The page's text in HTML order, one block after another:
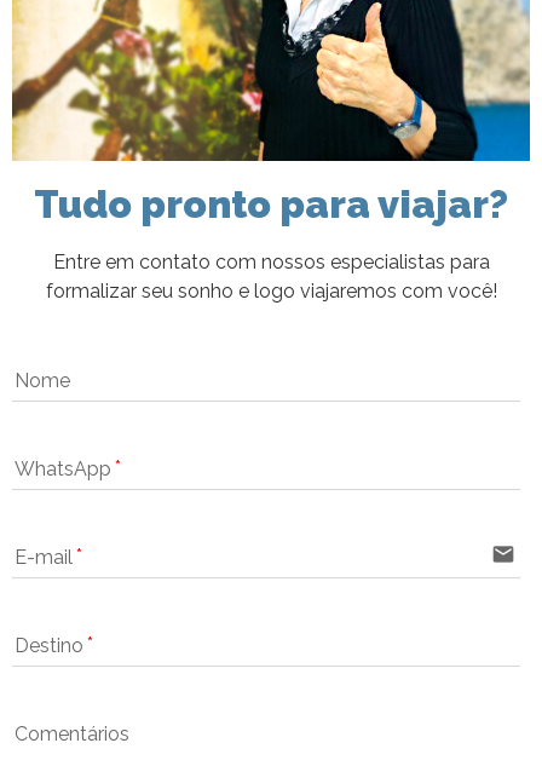
Tudo pronto para viajar?
Entre em contato com nossos especialistas para
formalizar seu sonho e logo viajaremos com você!
Nome
WhatsApp
E-mail email
Destino
Comentários